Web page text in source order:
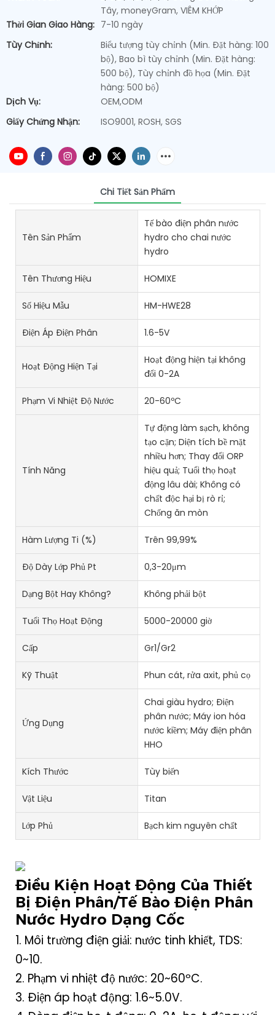
Tây, moneyGram, VIÊM KHỚP
Thời Gian Giao Hàng: 7-10 ngày
Tùy Chỉnh:
Biểu tượng tùy chỉnh (Min. Đặt hàng: 100
bộ), Bao bì tùy chỉnh (Min. Đặt hàng:
500 bộ), Tùy chỉnh đồ họa (Min. Đặt
hàng: 500 bộ)
Dịch Vụ:
OEM,ODM
Giấy Chứng Nhận:
ISO9001, ROSH, SGS
Chi Tiết Sản Phẩm
Tên Sản Phẩm
Tế bào điện phân nước
hydro cho chai nước
hydro
Tên Thương Hiệu HOMIXE
Số Hiệu Mẫu HM-HWE28
Điện Áp Điện Phân 1.6-5V
Hoạt Động Hiện Tại
Hoạt động hiện tại không
đổi 0-2A
Phạm Vi Nhiệt Độ Nước 20-60ºC
Tính Năng
Tự động làm sạch, không
tạo cặn; Diện tích bề mặt
nhiều hơn; Thay đổi ORP
hiệu quả; Tuổi thọ hoạt
động lâu dài; Không có
chất độc hại bị rò rỉ;
Chống ăn mòn
Hàm Lượng Ti (%) Trên 99,99%
Độ Dày Lớp Phủ Pt 0,3-20μm
Dạng Bột Hay Không? Không phải bột
Tuổi Thọ Hoạt Động 5000-20000 giờ
Cấp Gr1/Gr2
Kỹ Thuật Phun cát, rửa axit, phủ cọ
Ứng Dụng
Chai giàu hydro; Điện
phân nước; Máy ion hóa
nước kiềm; Máy điện phân
HHO
Kích Thước Tùy biến
Vật Liệu Titan
Lớp Phủ Bạch kim nguyên chất
Điều Kiện Hoạt Động Của Thiết
Bị Điện Phân/tế Bào Điện Phân
Nước Hydro Dạng Cốc
1. Môi trường điện giải: nước tinh khiết, TDS:
0~10.
2. Phạm vi nhiệt độ nước: 20~60ºC.
3. Điện áp hoạt động: 1.6~5.0V.